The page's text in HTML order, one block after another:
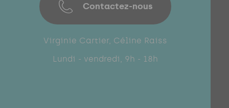
Contactez-nous
Virginie Cartier, Céline Raiss
Lundi - vendredi, 9h - 18h